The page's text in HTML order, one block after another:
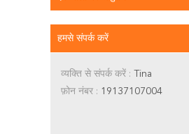
हमसे संपर्क करें
व्यक्ति से संपर्क करें : Tina
फ़ोन नंबर : 19137107004